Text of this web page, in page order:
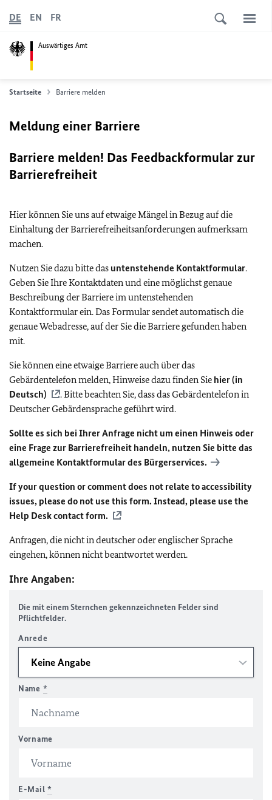
Auswärtiges Amt
DE EN FR
Startseite Barriere melden
Meldung einer Barriere
Barriere melden! Das Feedbackformular zur
Barrierefreiheit
Hier können Sie uns auf etwaige Mängel in Bezug auf die
Einhaltung der Barrierefreiheitsanforderungen aufmerksam
machen.
Nutzen Sie dazu bitte das untenstehende Kontaktformular.
Geben Sie Ihre Kontaktdaten und eine möglichst genaue
Beschreibung der Barriere im untenstehenden
Kontaktformular ein. Das Formular sendet automatisch die
genaue Webadresse, auf der Sie die Barriere gefunden haben
mit.
Sie können eine etwaige Barriere auch über das
Gebärdentelefon melden, Hinweise dazu finden Sie hier (in
Deutsch)
. Bitte beachten Sie, dass das Gebärdentelefon in
Deutscher Gebärdensprache geführt wird.
Sollte es sich bei Ihrer Anfrage nicht um einen Hinweis oder
eine Frage zur Barrierefreiheit handeln, nutzen Sie bitte das
allgemeine Kontaktformular des Bürgerservices.
If your question or comment does not relate to accessibility
issues, please do not use this form. Instead, please use the
Help Desk contact form.
Anfragen, die nicht in deutscher oder englischer Sprache
eingehen, können nicht beantwortet werden.
Ihre Angaben:
Die mit einem Sternchen gekennzeichneten Felder sind
Pflichtfelder.
Anrede
Name *
Vorname
E-Mail *